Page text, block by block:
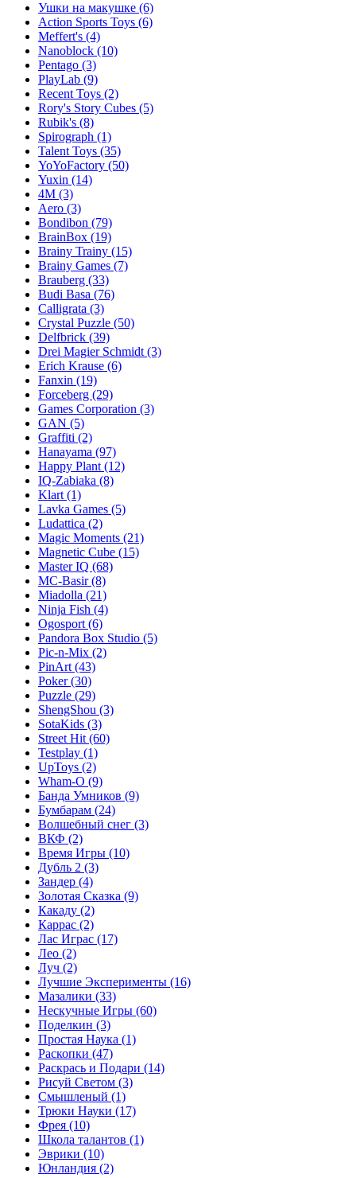
Ушки на макушке (6)
Action Sports Toys (6)
Meffert's (4)
Nanoblock (10)
Pentago (3)
PlayLab (9)
Recent Toys (2)
Rory's Story Cubes (5)
Rubik's (8)
Spirograph (1)
Talent Toys (35)
YoYoFactory (50)
Yuxin (14)
4M (3)
Aero (3)
Bondibon (79)
BrainBox (19)
Brainy Trainy (15)
Brainy Games (7)
Brauberg (33)
Budi Basa (76)
Calligrata (3)
Crystal Puzzle (50)
Delfbrick (39)
Drei Magier Schmidt (3)
Erich Krause (6)
Fanxin (19)
Forceberg (29)
Games Corporation (3)
GAN (5)
Graffiti (2)
Hanayama (97)
Happy Plant (12)
IQ-Zabiaka (8)
Klart (1)
Lavka Games (5)
Ludattica (2)
Magic Moments (21)
Magnetic Cube (15)
Master IQ (68)
MC-Basir(8)
Miadolla (21)
Ninja Fish (4)
Ogosport (6)
Pandora Box Studio (5)
Pic-n-Mix (2)
PinArt (43)
Poker(30)
Puzzle (29)
ShengShou (3)
SotaKids (3)
Street Hit (60)
Testplay (1)
UpToys (2)
Wham-O (9)
Банда Умников (9)
Бумбарам (24)
Волшебный снег (3)
ВКФ (2)
Время Игры (10)
Дубль 2 (3)
Зандер (4)
Золотая Сказка (9)
Какаду (2)
Каррас (2)
Лас Играс (17)
Лео (2)
Луч (2)
Лучшие Эксперименты (16)
Мазалики (33)
Нескучные Игры (60)
Поделкин (3)
Простая Наука (1)
Раскопки (47)
Раскрась и Подари (14)
Рисуй Светом (3)
Смышленый (1)
Трюки Науки (17)
Фрея (10)
Школа талантов (1)
Эврики (10)
Юнландия (2)